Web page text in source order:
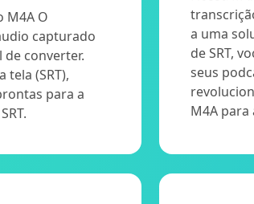
M4A O
capturado
de converter.
(SRT),
para a
a uma
de SRT,
seus
M4A